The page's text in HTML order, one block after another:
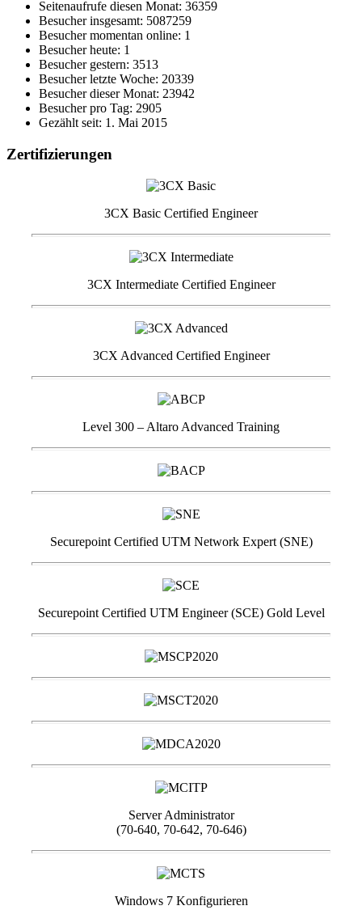
Seitenaufrufe diesen Monat: 36359
Besucher insgesamt: 5087259
Besucher momentan online: 1
Besucher heute: 1
Besucher gestern: 3513
Besucher letzte Woche: 20339
Besucher dieser Monat: 23942
Besucher pro Tag: 2905
Gezählt seit: 1. Mai 2015
Zertifizierungen
3CX Basic Certified Engineer
3CX Intermediate Certified Engineer
3CX Advanced Certified Engineer
Level 300 – Altaro Advanced Training
Securepoint Certified UTM Network Expert (SNE)
Securepoint Certified UTM Engineer (SCE) Gold Level
Server Administrator
(70-640, 70-642, 70-646)
Windows 7 Konfigurieren